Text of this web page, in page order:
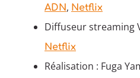
ADN, Netflix
Diffuseur streaming
Netflix
Réalisation : Fuga